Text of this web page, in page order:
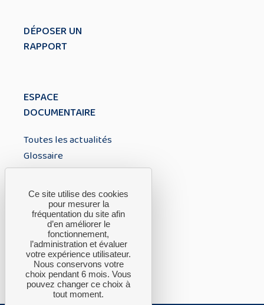
DÉPOSER UN
RAPPORT
ESPACE
DOCUMENTAIRE
Toutes les actualités
Glossaire
À PROPOS
A propos du CTH
FAQ
Nous contacter
Ce site utilise des cookies
pour mesurer la
fréquentation du site afin
d’en améliorer le
fonctionnement,
l’administration et évaluer
votre expérience utilisateur.
Nous conservons votre
choix pendant 6 mois. Vous
pouvez changer ce choix à
tout moment.